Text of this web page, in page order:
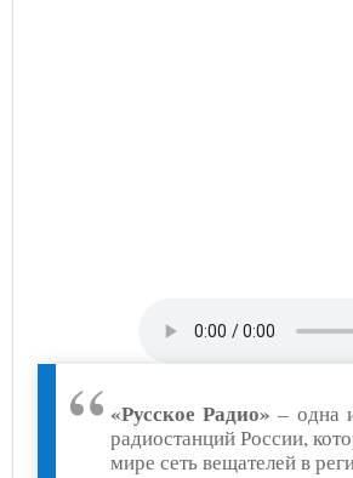
«Русское Радио» – одна
радиостанций России,
мире сеть вещателей в